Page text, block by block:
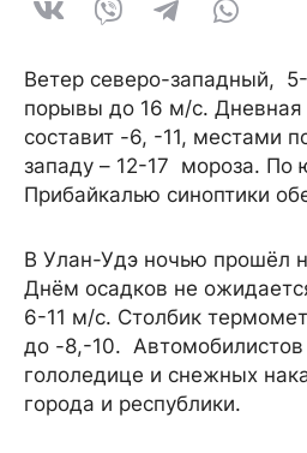
Ветер северо-западный,
порывы до 16 м/с. Дневная
составит -6, -11, местами
западу – 12-17 мороза.
Прибайкалью синоптики
В Улан-Удэ ночью прошёл
Днём осадков не
6-11 м/с. Столбик
до -8,-10.
гололедице и снежных
города и республики.